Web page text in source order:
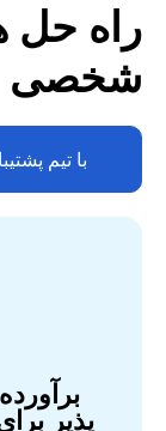
راه
شخصی
با تیم
پذیر